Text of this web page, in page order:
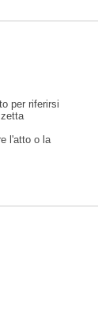
per riferirsi
l'atto o la